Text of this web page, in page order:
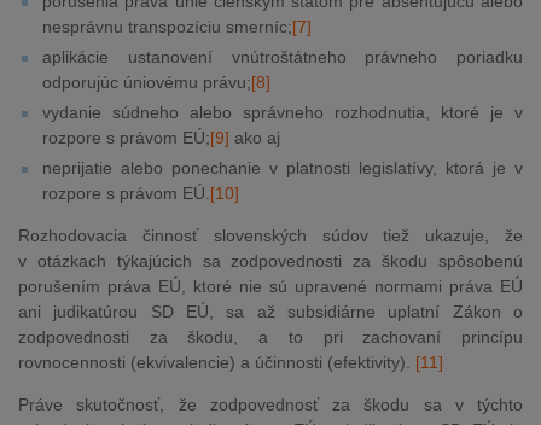
nesprávnu transpozíciu smerníc;[7]
aplikácie ustanovení vnútroštátneho právneho poriadku
odporujúc úniovému právu;[8]
vydanie súdneho alebo správneho rozhodnutia, ktoré je v
rozpore s právom EÚ;[9] ako aj
neprijatie alebo ponechanie v platnosti legislatívy, ktorá je v
rozpore s právom EÚ. [10]
Rozhodovacia činnosť slovenských súdov tiež ukazuje, že
v otázkach týkajúcich sa zodpovednosti za škodu spôsobenú
porušením práva EÚ, ktoré nie sú upravené normami práva EÚ
ani judikatúrou SD EÚ, sa až subsidiárne uplatní Zákon o
zodpovednosti za škodu, a to pri zachovaní princípu
rovnocennosti (ekvivalencie) a účinnosti (efektivity).
[11]
Práve skutočnosť, že zodpovednosť za škodu sa v týchto